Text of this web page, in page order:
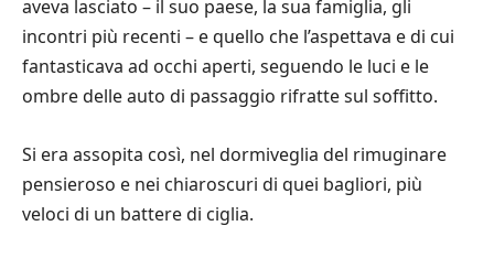
aveva lasciato – il suo paese, la sua famiglia, gli
incontri più recenti – e quello che l’aspettava e di cui
fantasticava ad occhi aperti, seguendo le luci e le
ombre delle auto di passaggio rifratte sul soffitto.
Si era assopita così, nel dormiveglia del rimuginare
pensieroso e nei chiaroscuri di quei bagliori, più
veloci di un battere di ciglia.